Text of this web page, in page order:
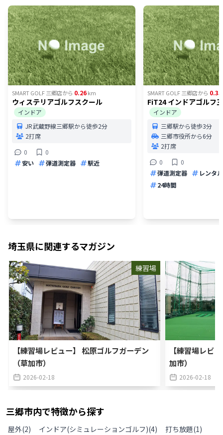
SMART GOLF 三郷店から 0.26km
ウィステリアゴルフスクール
インドア
JR武蔵野線三郷駅から徒歩2分
2打席
0
0
安い
弾道測定器 駅近
SMART GOLF 三郷店から 0.35
FiT24 インドアゴルフ
インドア
三郷駅から徒歩3分
三郷市役所から6分
2打席
0
0
弾道測定器
レンタ
24時間
埼玉県に関連するマガジン
練習場
【練習場レビュー】 松原ゴルフガーデン
（草加市）
2026-02-18
【練習場レビ
加市）
2026-02-18
三郷市内で特徴から探す
屋外(2) インドア(シミュレーションゴルフ)(4) 打ち放題(1)